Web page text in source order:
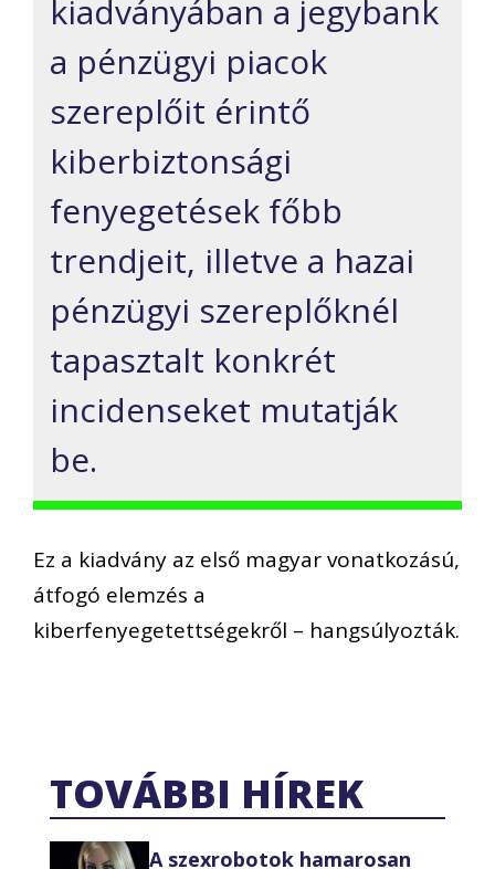
kiadványában a jegybank
a pénzügyi piacok
szereplőit érintő
kiberbiztonsági
fenyegetések főbb
trendjeit, illetve a hazai
pénzügyi szereplőknél
tapasztalt konkrét
incidenseket mutatják
be.
Ez a kiadvány az első magyar vonatkozású,
átfogó elemzés a
kiberfenyegetettségekről – hangsúlyozták.
TOVÁBBI HÍREK
A szexrobotok hamarosan